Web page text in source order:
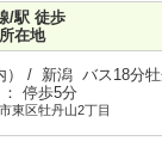
/駅 徒歩
所在地
） / 新潟 バス18分牡
停歩5分
東区牡丹山2丁目